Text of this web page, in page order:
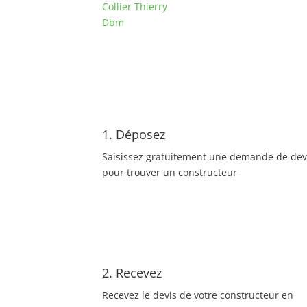
Collier Thierry
Dbm
1. Déposez
Saisissez gratuitement une demande de
pour trouver un constructeur
2. Recevez
Recevez le devis de votre constructeur en